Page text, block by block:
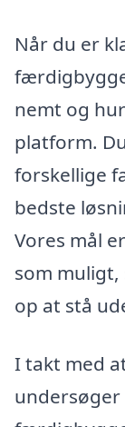
Når du er
nemt og
platform.
forskellige
bedste
Vores mål
som muligt,
op at stå
I takt med